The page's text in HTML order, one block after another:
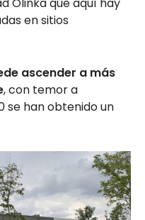
en sitios
ascender a más
, con temor a
se han obtenido un